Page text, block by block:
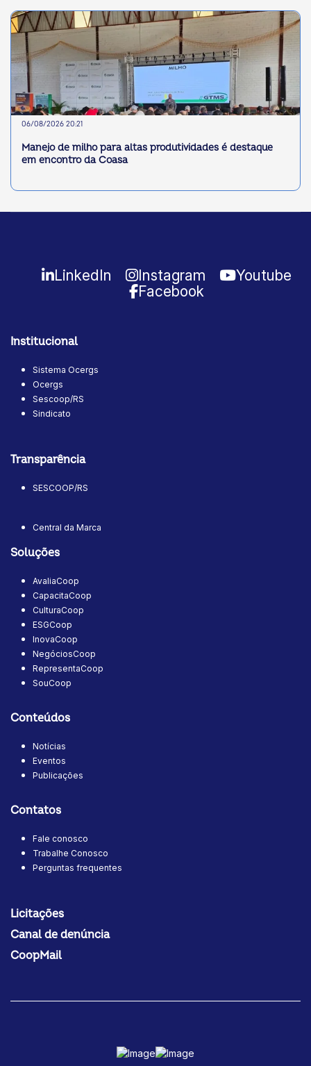
06/08/2026 20:21
Manejo de milho para altas produtividades é destaque
em encontro da Coasa
LinkedIn Instagram
Youtube
Facebook
Institucional
Sistema Ocergs
Ocergs
Sescoop/RS
Sindicato
Transparência
SESCOOP/RS
Central da Marca
Soluções
AvaliaCoop
CapacitaCoop
CulturaCoop
ESGCoop
InovaCoop
NegóciosCoop
RepresentaCoop
SouCoop
Conteúdos
Notícias
Eventos
Publicações
Contatos
Fale conosco
Trabalhe Conosco
Perguntas frequentes
Licitações
Canal de denúncia
CoopMail